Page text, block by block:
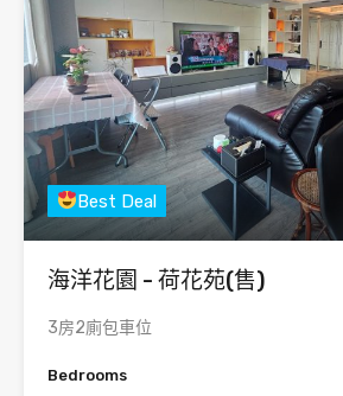
Best Deal
海洋花園 - 荷花苑(售)
3房2廁包車位
Bedrooms